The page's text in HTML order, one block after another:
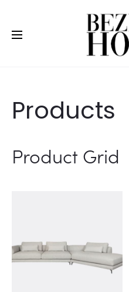
Products
Product Grid